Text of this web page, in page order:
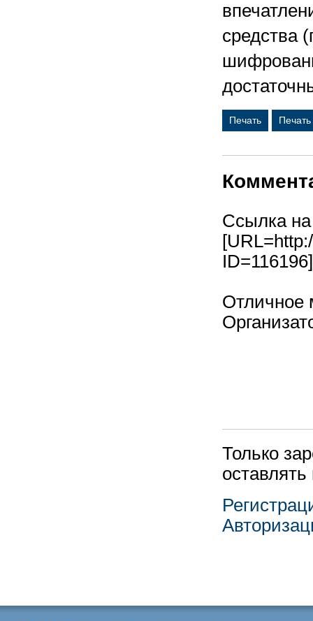
средства
Печать
Ссылка
Отличное
Только